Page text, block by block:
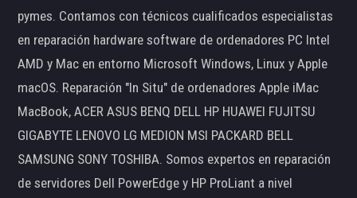
pymes. Contamos con técnicos cualificados especialistas
en reparación hardware software de ordenadores PC Intel
AMD y Mac en entorno Microsoft Windows, Linux y Apple
macOS. Reparación "In Situ" de ordenadores Apple iMac
MacBook, ACER ASUS BENQ DELL HP HUAWEI FUJITSU
GIGABYTE LENOVO LG MEDION MSI PACKARD BELL
SAMSUNG SONY TOSHIBA. Somos expertos en reparación
de servidores Dell PowerEdge y HP ProLiant a nivel